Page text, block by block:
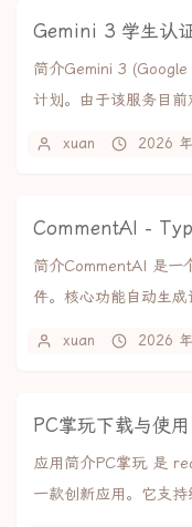
简介Gemini 3
计划。由于该服务目
xuan 2026
CommentAI -
简介CommentAI 是一
件。核心功能自动生
xuan 2026
PC掌玩下载与使
应用简介PC掌玩 是
一款创新应用。它支